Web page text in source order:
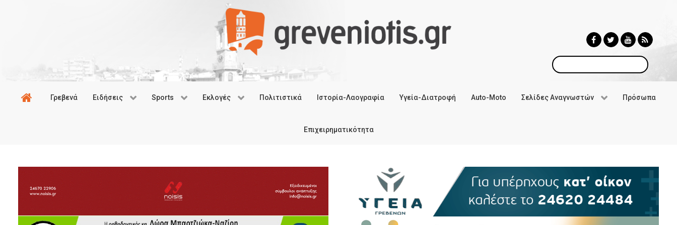
Αναζήτηση
Γρεβενά Ειδήσεις Sports Εκλογές Πολιτιστικά Ιστορία-Λαογραφία Υγεία-Διατροφή Auto-Moto Σελίδες Αναγνωστών Πρόσωπα
Επιχειρηματικότητα